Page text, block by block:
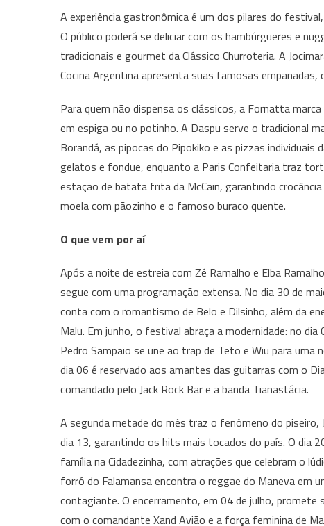
A experiência gastronômica é um dos pilares do
O público poderá se deliciar com os hambúrgueres e
tradicionais e gourmet da Clássico Churroteria. A
Cocina Argentina apresenta suas famosas empanadas,
Para quem não dispensa os clássicos, a Fornatta
em espiga ou no potinho. A Daspu serve o tradicional
Borandá, as pipocas do Pipokiko e as pizzas
gelatos e fondue, enquanto a Paris Confeitaria traz
estação de batata frita da McCain, garantindo
moela com pãozinho e o famoso buraco quente.
O que vem por aí
Após a noite de estreia com Zé Ramalho e Elba
segue com uma programação extensa. No dia 30 de
conta com o romantismo de Belo e Dilsinho, além da
Malu. Em junho, o festival abraça a modernidade: no
Pedro Sampaio se une ao trap de Teto e Wiu para uma
dia 06 é reservado aos amantes das guitarras com o
comandado pelo Jack Rock Bar e a banda Tianastácia.
A segunda metade do mês traz o fenômeno do piseiro,
dia 13, garantindo os hits mais tocados do país. O dia
família na Cidadezinha, com atrações que celebram o
forró do Falamansa encontra o reggae do Maneva em
contagiante. O encerramento, em 04 de julho, promete
com o comandante Xand Avião e a força feminina de